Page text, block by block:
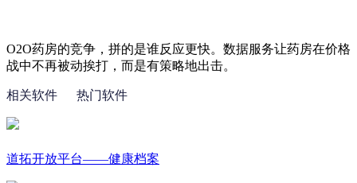
O2O药房的竞争，拼的是谁反应更快。数据服务让药房在价格
战中不再被动挨打，而是有策略地出击。
相关软件 热门软件
道拓开放平台——健康档案